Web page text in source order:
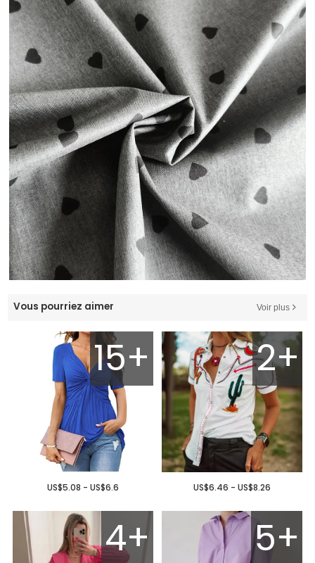
Vous pourriez aimer Voir plus
15+
US$5.08 - US$6.6
2+
US$6.46 - US$8.26
4+ 5+